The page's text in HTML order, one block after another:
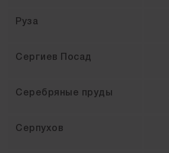
Руза
Сергиев Посад
Серебряные пруды
Серпухов